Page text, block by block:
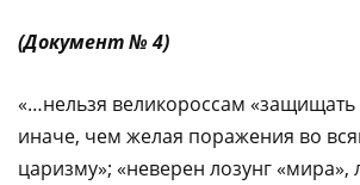
(Документ № 4)
«…нельзя великороссам «защищать
иначе, чем желая поражения во
царизму»; «неверен лозунг «мира»,